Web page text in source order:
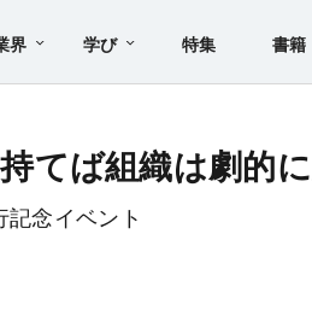
界 学び 特集 書籍
てば組織は劇的
記念イベント